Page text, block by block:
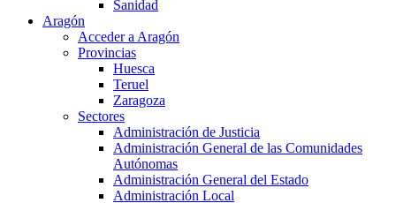
Sanidad
Aragón
Acceder a Aragón
Provincias
Huesca
Teruel
Zaragoza
Sectores
Administración de Justicia
Administración General de las Comunidades
Autónomas
Administración General del Estado
Administración Local